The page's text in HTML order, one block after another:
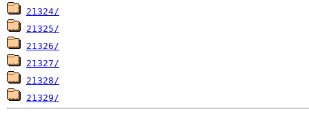
21324/
21325/
21326/
21327/
21328/
21329/